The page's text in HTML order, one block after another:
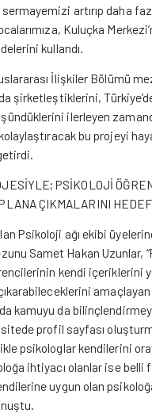
artırıp daha
Kuluçka
kullandı.
İlişkiler Bölümü
şirketleştiklerini,
ilerleyen
bu projeyi
PSİKOLOJİ
ÇIKMALARINI
Psikoloji ağı ekibi
Samet Hakan Uzunlar,
kendi içeriklerini
kamuyu da
profil sayfası
psikologlar kendilerini
ihtiyacı olanlar ise belli
uygun olan